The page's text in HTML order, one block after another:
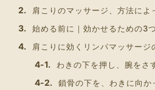
肩こりのマッサージ、方法によ
始める前に｜効かせるための3
肩こりに効くリンパマッサージ
わきの下を押し、腕をさ
鎖骨の下を、わきに向か